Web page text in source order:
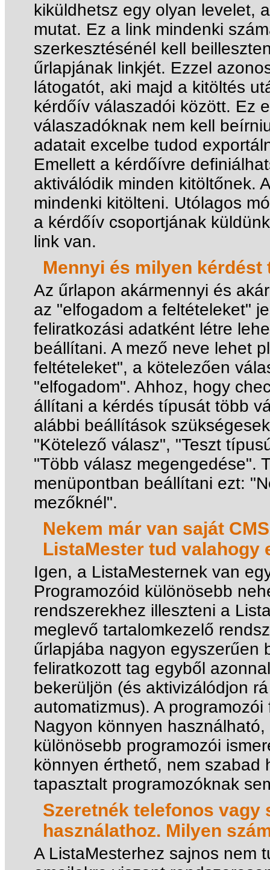
kiküldhetsz egy olyan levelet,
mutat. Ez a link mindenki
szerkesztésénél kell
űrlapjának linkjét. Ezzel
látogatót, aki majd a kitöltés
kérdőív válaszadói között. Ez
válaszadóknak nem kell
adatait excelbe tudod
Emellett a kérdőívre
aktiválódik minden kitöltőnek.
mindenki kitölteni. Utólagos
a kérdőív csoportjának
link van.
Mennyi és milyen
Az űrlapon akármennyi és
az "elfogadom a feltételeket"
feliratkozási adatként létre
beállítani. A mező neve lehet
feltételeket", a kötelezően
"elfogadom". Ahhoz, hogy
állítani a kérdés típusát több
alábbi beállítások
"Kötelező válasz", "Teszt
"Több válasz megengedése".
menüpontban beállítani ezt:
mezőknél".
Nekem már van saját
ListaMester tud valahogy
Igen, a ListaMesternek van
Programozóid különösebb
rendszerekhez illeszteni a
meglevő tartalomkezelő
űrlapjába nagyon egyszerűen
feliratkozott tag egyből
bekerüljön (és aktivizálódjon
automatizmus). A
Nagyon könnyen
különösebb programozói
könnyen érthető, nem szabad
tapasztalt programozóknak
Szeretnék telefonos vagy
használathoz. Milyen
A ListaMesterhez sajnos nem